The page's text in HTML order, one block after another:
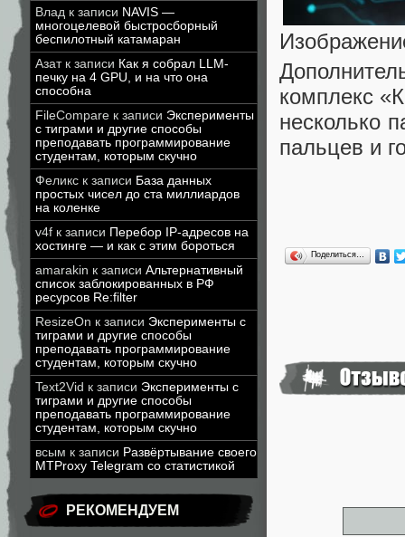
Влад к записи NAVIS —
многоцелевой быстросборный
беспилотный катамаран
Азатк записи Как я собрал LLM-
печку на 4 GPU, и на что она
способна
FileCompare к записи Эксперименты
с тиграми и другие способы
преподавать программирование
студентам, которым скучно
Феликс к записи База данных
простых чисел до ста миллиардов
на коленке
v4f к записи Перебор IP-адресов на
хостинге — и как с этим бороться
amarakin к записи Альтернативный
список заблокированных в РФ
ресурсов Re:filter
ResizeOn к записи Эксперименты с
тиграми и другие способы
преподавать программирование
студентам, которым скучно
Text2Vid к записи Эксперименты с
тиграми и другие способы
преподавать программирование
студентам, которым скучно
всым к записи Развёртывание своего
MTProxy Telegram со статистикой
РЕКОМЕНДУЕМ
комплекс
несколько
пальцев и
Поделиться…